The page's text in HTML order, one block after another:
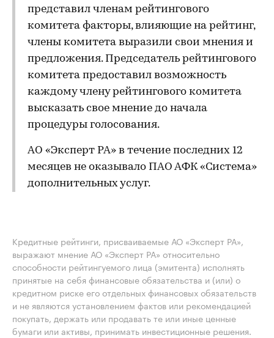
представил членам рейтингового
комитета факторы, влияющие на рейтинг,
члены комитета выразили свои мнения и
предложения. Председатель рейтингового
комитета предоставил возможность
каждому члену рейтингового комитета
высказать свое мнение до начала
процедуры голосования.
АО «Эксперт РА» в течение последних 12
месяцев не оказывало ПАО АФК «Система»
дополнительных услуг.
Кредитные рейтинги, присваиваемые АО «Эксперт РА»,
выражают мнение АО «Эксперт РА» относительно
способности рейтингуемого лица (эмитента) исполнять
принятые на себя финансовые обязательства и (или) о
кредитном риске его отдельных финансовых обязательств
и не являются установлением фактов или рекомендацией
покупать, держать или продавать те или иные ценные
бумаги или активы, принимать инвестиционные решения.